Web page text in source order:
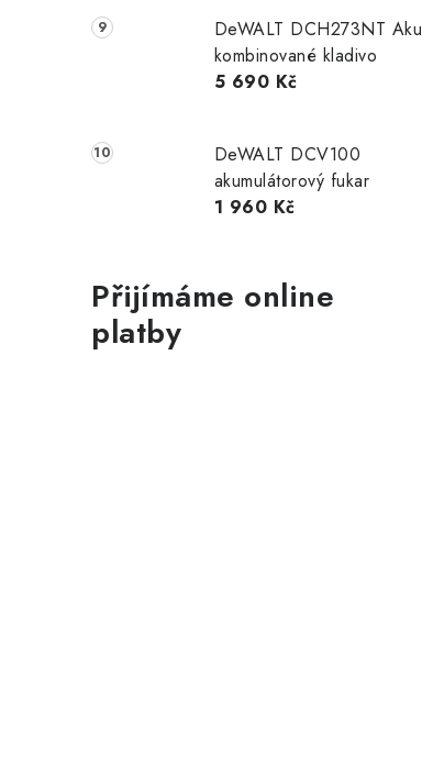
DeWALT DCH273NT Aku
kombinované kladivo
5 690 Kč
DeWALT DCV100
akumulátorový fukar
1 960 Kč
Přijímáme online
platby